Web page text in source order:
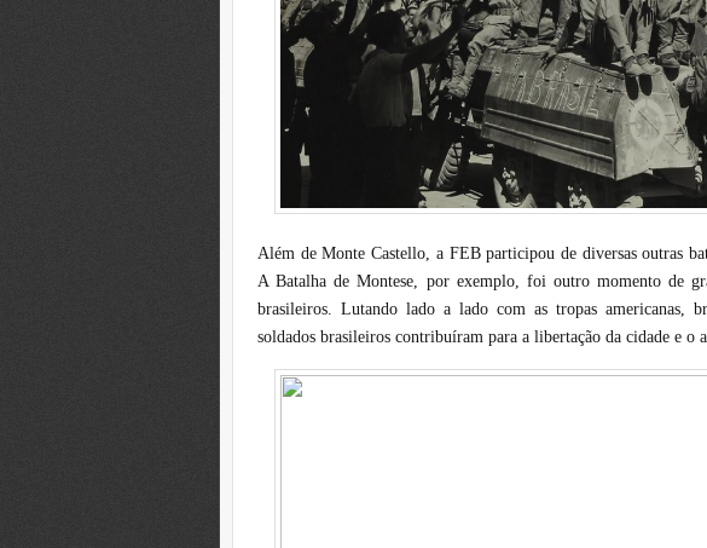
Além de Monte Castello, a FEB participou de diversas outras
A Batalha de Montese, por exemplo, foi outro momento de
brasileiros. Lutando lado a lado com as tropas americanas,
soldados brasileiros contribuíram para a libertação da cidade e o